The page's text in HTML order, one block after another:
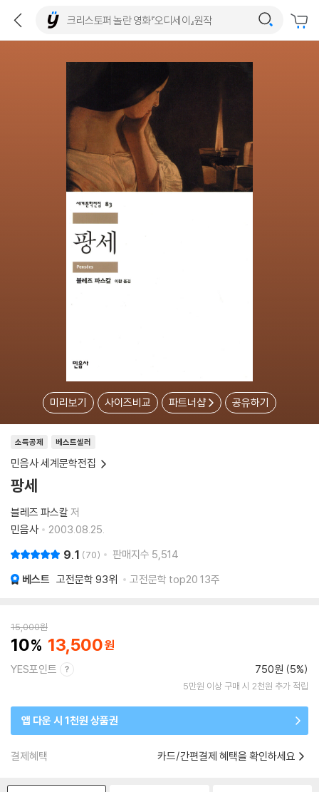
미리보기 사이즈비교 파트너샵 공유하기
소득공제 베스트셀러
민음사 세계문학전집
팡세
블레즈 파스칼 저
민음사
2003.08.25.
9.1 70 판매지수 5,514
베스트 고전문학 93위 고전문학 top20 13주
15,000원
10 13,500
YES포인트 750원 (5%)
5만원 이상 구매 시 2천원 추가 적립
앱 다운 시 1천원 상품권
결제혜택 카드/간편결제 혜택을 확인하세요